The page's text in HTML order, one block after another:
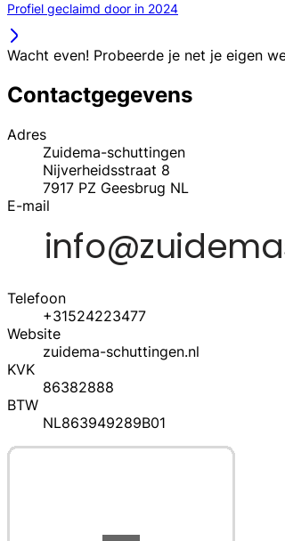
Profiel geclaimd door in 2024
Wacht even! Probeerde je net je eigen
Contactgegevens
Adres
Zuidema-schuttingen
Nijverheidsstraat 8
7917 PZ Geesbrug NL
E-mail
Telefoon
+31524223477
Website
zuidema-schuttingen.nl
KVK
86382888
BTW
NL863949289B01